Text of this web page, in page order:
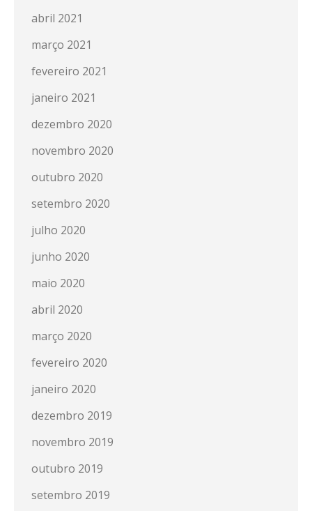
abril 2021
março 2021
fevereiro 2021
janeiro 2021
dezembro 2020
novembro 2020
outubro 2020
setembro 2020
julho 2020
junho 2020
maio 2020
abril 2020
março 2020
fevereiro 2020
janeiro 2020
dezembro 2019
novembro 2019
outubro 2019
setembro 2019